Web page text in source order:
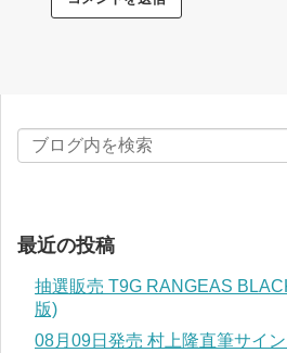
最近の投稿
抽選販売 T9G RANGEAS
版)
08月09日発売 村上隆直筆サイ